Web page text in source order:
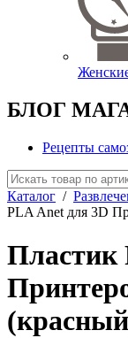
БЛОГ
Рецепты
Каталог /
PLA Anet для 3D
Пластик